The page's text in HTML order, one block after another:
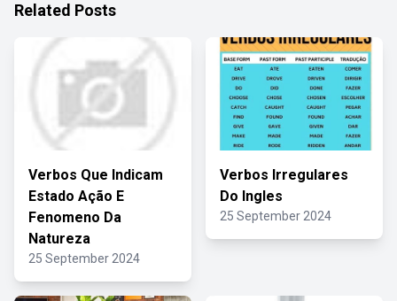
Related Posts
Verbos Que Indicam
Estado Ação E
Fenomeno Da
Natureza
25 September 2024
Verbos Irregulares
Do Ingles
25 September 2024